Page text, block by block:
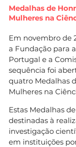
Medalhas de
Mulheres na
Em novembro de
a Fundação para
Portugal e a
sequência foi
quatro Medalhas
Mulheres na
Estas Medalhas
destinadas à
investigação
em instituições